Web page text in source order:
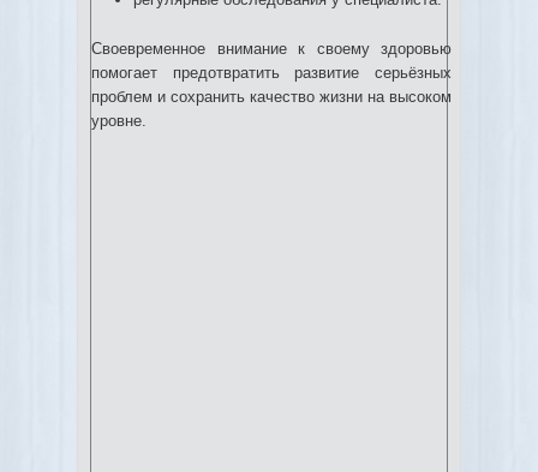
Своевременное внимание к своему здоровью
помогает предотвратить развитие серьёзных
проблем и сохранить качество жизни на высоком
уровне.